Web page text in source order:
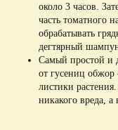
около 3 часов.
часть томатного
обрабатывать
дегтярный
Самый простой и
от гусениц обжор
листики
никакого вреда, а